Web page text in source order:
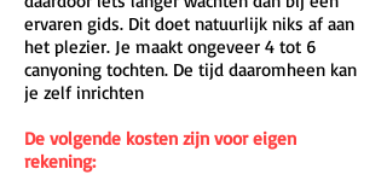
ervaren gids. Dit doet natuurlijk niks af aan
het plezier. Je maakt ongeveer 4 tot 6
canyoning tochten. De tijd daaromheen kan
je zelf inrichten
De volgende kosten zijn voor eigen
rekening: